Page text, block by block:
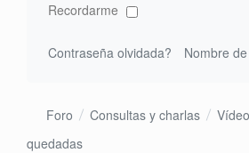
Recordarme
Contraseña olvidada? Nombre
Foro Consultas y charlas Vídeo
quedadas